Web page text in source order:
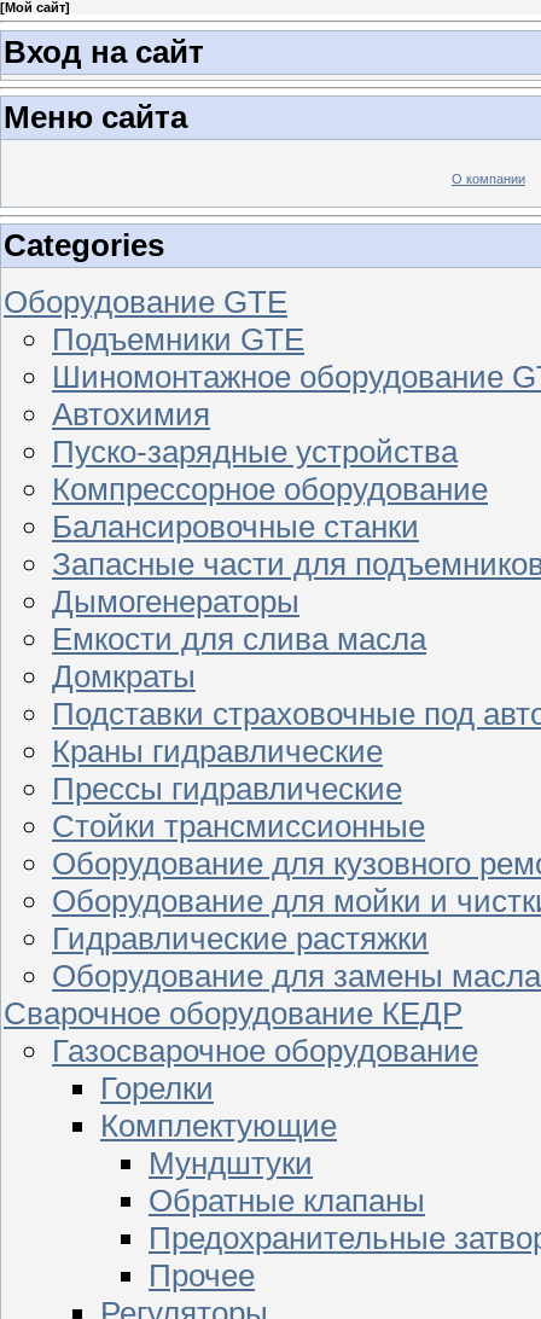
[Мой сайт]
Вход на сайт
Меню сайта
О компании
Categories
Оборудование GTE
Подъемники GTE
Шиномонтажное оборудование
Автохимия
Пуско-зарядные устройства
Компрессорное оборудование
Балансировочные станки
Запасные части для
Дымогенераторы
Емкости для слива масла
Домкраты
Подставки страховочные под
Краны гидравлические
Прессы гидравлические
Стойки трансмиссионные
Оборудование для кузовного
Оборудование для мойки и
Гидравлические растяжки
Оборудование для замены масла
Сварочное оборудование КЕДР
Газосварочное оборудование
Горелки
Комплектующие
Мундштуки
Обратные клапаны
Предохранительные
Прочее